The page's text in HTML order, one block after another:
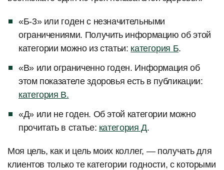
«Б-3» или годен с незначительными
ограничениями. Получить информацию об этой
категории можно из статьи: категория Б.
«В» или ограниченно годен. Информация об
этом показателе здоровья есть в публикации:
категория В.
«Д» или не годен. Об этой категории можно
прочитать в статье: категория Д.
Моя цель, как и цель моих коллег, — получать для
клиентов только те категории годности, с которыми